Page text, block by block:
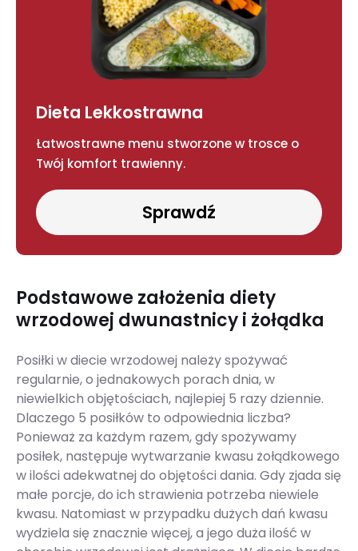
Dieta Lekkostrawna
Łatwostrawne menu stworzone w trosce o
Twój komfort trawienny.
Sprawdź
Podstawowe założenia diety
wrzodowej dwunastnicy i żołądka
Posiłki w diecie wrzodowej należy spożywać
regularnie, o jednakowych porach dnia, w
niewielkich objętościach, najlepiej 5 razy dziennie.
Dlaczego 5 posiłków to odpowiednia liczba?
Ponieważ za każdym razem, gdy spożywamy
posiłek, następuje wytwarzanie kwasu żołądkowego
w ilości adekwatnej do objętości dania. Gdy zjada się
małe porcje, do ich strawienia potrzeba niewiele
kwasu. Natomiast w przypadku dużych dań kwasu
wydziela się znacznie więcej, a jego duża ilość w